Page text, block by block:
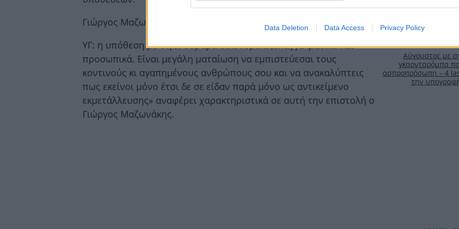
Data Deletion Data Access Privacy Policy
Γιώργος Μαζωνάκης
ΥΓ: η υπόθεση με θίγει σοβαρά οικονομικά ,επαγγελματικά και
προσωπικά. Είναι μεγάλη ματαίωση να εμπιστεύεσαι τους
κοντινούς κι αγαπημένους ανθρώπους σου και να ανακαλύπτεις
πως εκείνοι μόνο έτσι δε σε είδαν παρά μόνο ως αντικείμενο
εκμετάλλευσης» αναφέρει χαρακτηριστικά σε αυτή την επιστολή ο
Γιώργος Μαζωνάκης.
Αύγουστος με
γκαρνταρόμπα
ασπροπρόσωπη – 4
την